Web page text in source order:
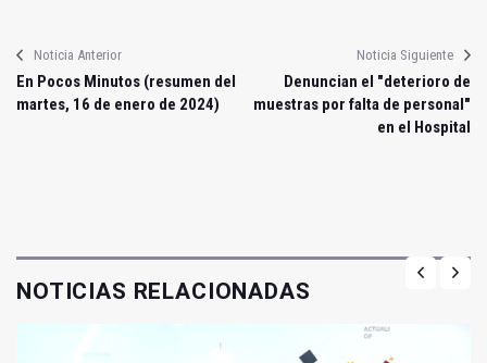
Noticia Anterior
En Pocos Minutos (resumen del
martes, 16 de enero de 2024)
Noticia Siguiente
Denuncian el "deterioro de
muestras por falta de personal"
en el Hospital
NOTICIAS RELACIONADAS